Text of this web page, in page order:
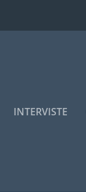
INTERVISTE